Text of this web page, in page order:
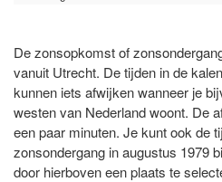
De zonsopkomst of
vanuit Utrecht. De tijden in de
kunnen iets afwijken wanneer je
westen van Nederland woont. De
een paar minuten. Je kunt ook de
zonsondergang in augustus 1979
door hierboven een plaats te